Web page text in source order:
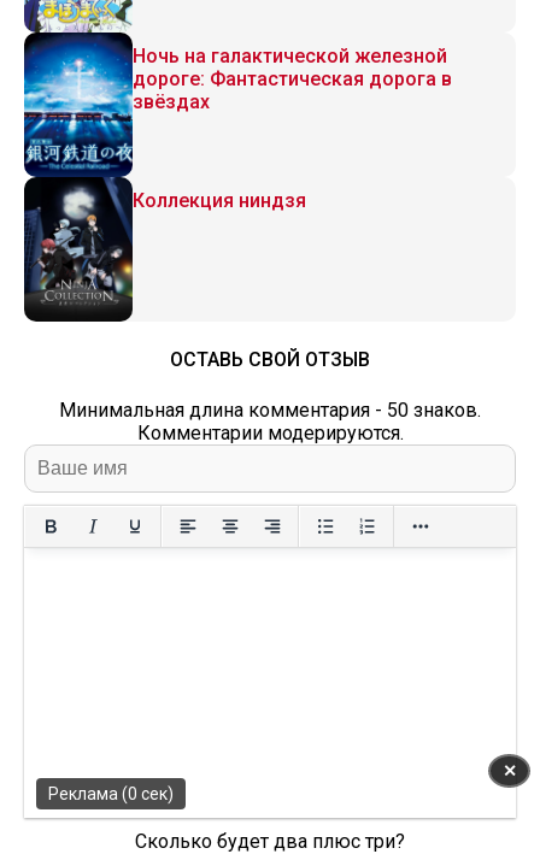
Ночь на галактической железной
дороге: Фантастическая дорога в
звёздах
Коллекция ниндзя
ОСТАВЬ СВОЙ ОТЗЫВ
Минимальная длина комментария - 50 знаков.
Комментарии модерируются.
Сколько будет два плюс три?
✕
Реклама (0 сек)